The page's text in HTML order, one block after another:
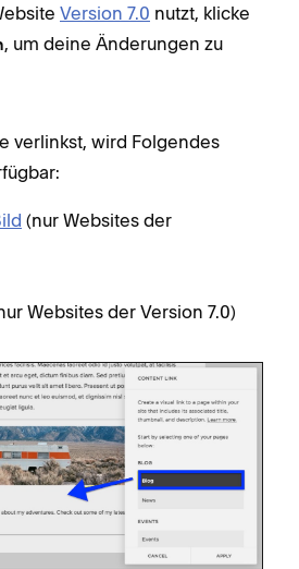
Version 7.0 nutzt, klicke
, um deine Änderungen zu
verlinkst, wird Folgendes
(nur Websites der
Websites der Version 7.0)